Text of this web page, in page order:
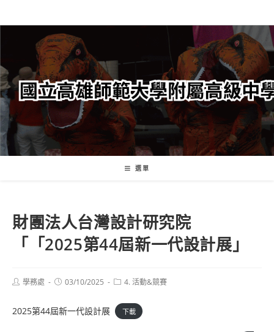
轉
要
內
容
選單
財團法人台灣設計研究院
「「2025第44屆新一代設計展」
Post學務處
Post03/10/2025
Post4. 活動&競賽
2025第44屆新一代設計展 下載